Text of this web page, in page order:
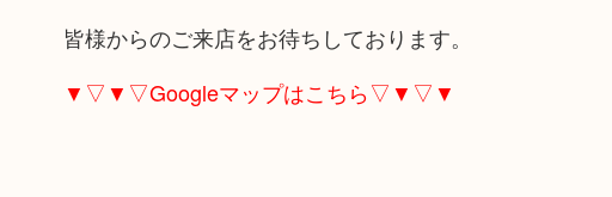
皆様からのご来店をお待ちしております。
▼▽▼▽Googleマップはこちら▽▼▽▼